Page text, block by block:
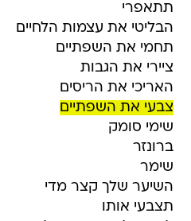
תתאפרי
הבליטי את עצמות הלחיים
תחמי את השפתיים
ציירי את הגבות
האריכי את הריסים
צבעי את השפתיים
שימי סומק
ברונזר
שימר
השיער שלך קצר מדי
תצבעי אותו